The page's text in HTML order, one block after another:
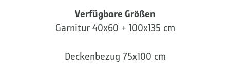
Verfügbare Größen
Garnitur 40x60 + 100x135 cm
Deckenbezug 75x100 cm